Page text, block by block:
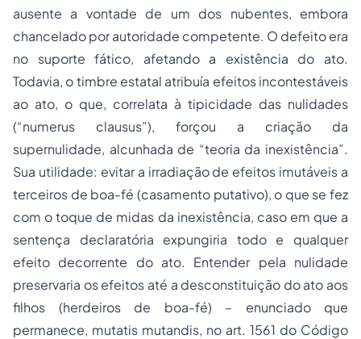
ausente a vontade de um dos nubentes, embora
chancelado por autoridade competente. O defeito era
no suporte fático, afetando a existência do ato.
Todavia, o timbre estatal atribuía efeitos incontestáveis
ao ato, o que, correlata à tipicidade das nulidades
(“numerus clausus”), forçou a criação da
supernulidade, alcunhada de “teoria da inexistência”.
Sua utilidade: evitar a irradiação de efeitos imutáveis a
terceiros de boa-fé (casamento putativo), o que se fez
com o toque de midas da inexistência, caso em que a
sentença declaratória expungiria todo e qualquer
efeito decorrente do ato. Entender pela nulidade
preservaria os efeitos até a desconstituição do ato aos
filhos (herdeiros de boa-fé) – enunciado que
permanece, mutatis mutandis, no art. 1561 do Código